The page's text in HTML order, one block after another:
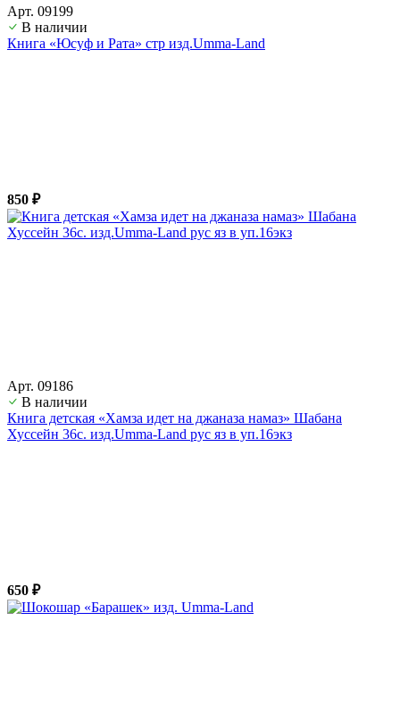
Арт. 09199
В наличии
Книга «Юсуф и Рата» стр изд.Umma-Land
850 ₽
Арт. 09186
В наличии
Книга детская «Хамза идет на джаназа намаз» Шабана
Хуссейн 36с. изд.Umma-Land рус яз в уп.16экз
650 ₽